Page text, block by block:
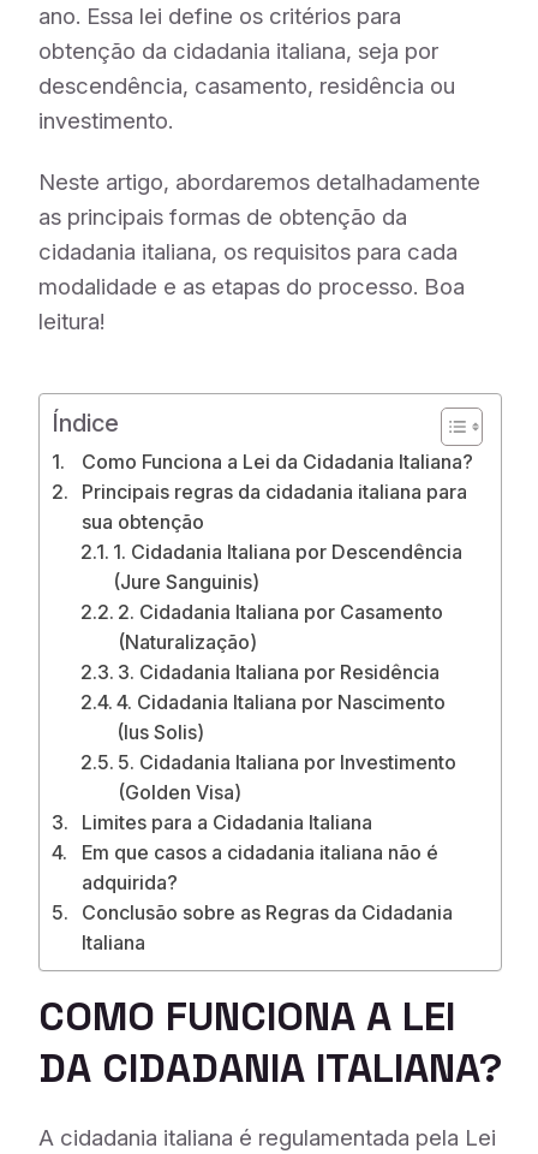
ano. Essa lei define os critérios para
obtenção da cidadania italiana, seja por
descendência, casamento, residência ou
investimento.
Neste artigo, abordaremos detalhadamente
as principais formas de obtenção da
cidadania italiana, os requisitos para cada
modalidade e as etapas do processo. Boa
leitura!
Índice
Como Funciona a Lei da Cidadania Italiana?
Principais regras da cidadania italiana para
sua obtenção
1. Cidadania Italiana por Descendência
(Jure Sanguinis)
2. Cidadania Italiana por Casamento
(Naturalização)
3. Cidadania Italiana por Residência
4. Cidadania Italiana por Nascimento
(Ius Solis)
5. Cidadania Italiana por Investimento
(Golden Visa)
Limites para a Cidadania Italiana
Em que casos a cidadania italiana não é
adquirida?
Conclusão sobre as Regras da Cidadania
Italiana
COMO FUNCIONA A LEI
DA CIDADANIA ITALIANA?
A cidadania italiana é regulamentada pela Lei